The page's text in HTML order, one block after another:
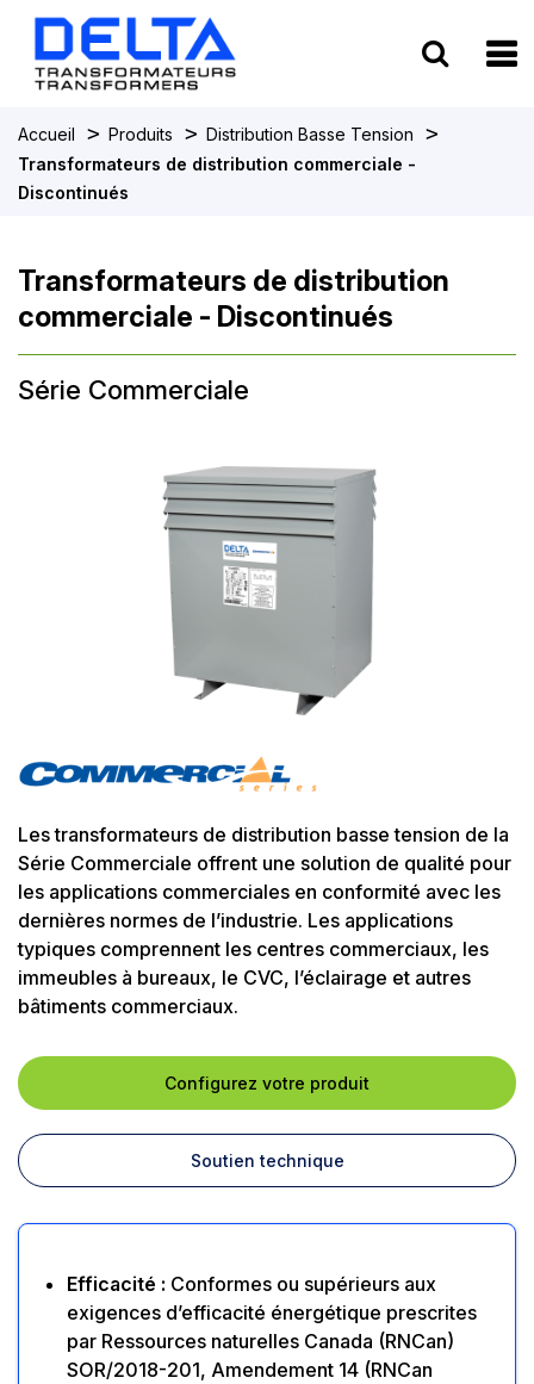
Accueil > Produits > Distribution Basse Tension >
Transformateurs de distribution commerciale -
Discontinués
Transformateurs de distribution
commerciale - Discontinués
Série Commerciale
Les transformateurs de distribution basse tension de la
Série Commerciale offrent une solution de qualité pour
les applications commerciales en conformité avec les
dernières normes de l’industrie. Les applications
typiques comprennent les centres commerciaux, les
immeubles à bureaux, le CVC, l’éclairage et autres
bâtiments commerciaux.
Configurez votre produit
Soutien technique
Efficacité : Conformes ou supérieurs aux
exigences d’efficacité énergétique prescrites
par Ressources naturelles Canada (RNCan)
SOR/2018-201, Amendement 14 (RNCan